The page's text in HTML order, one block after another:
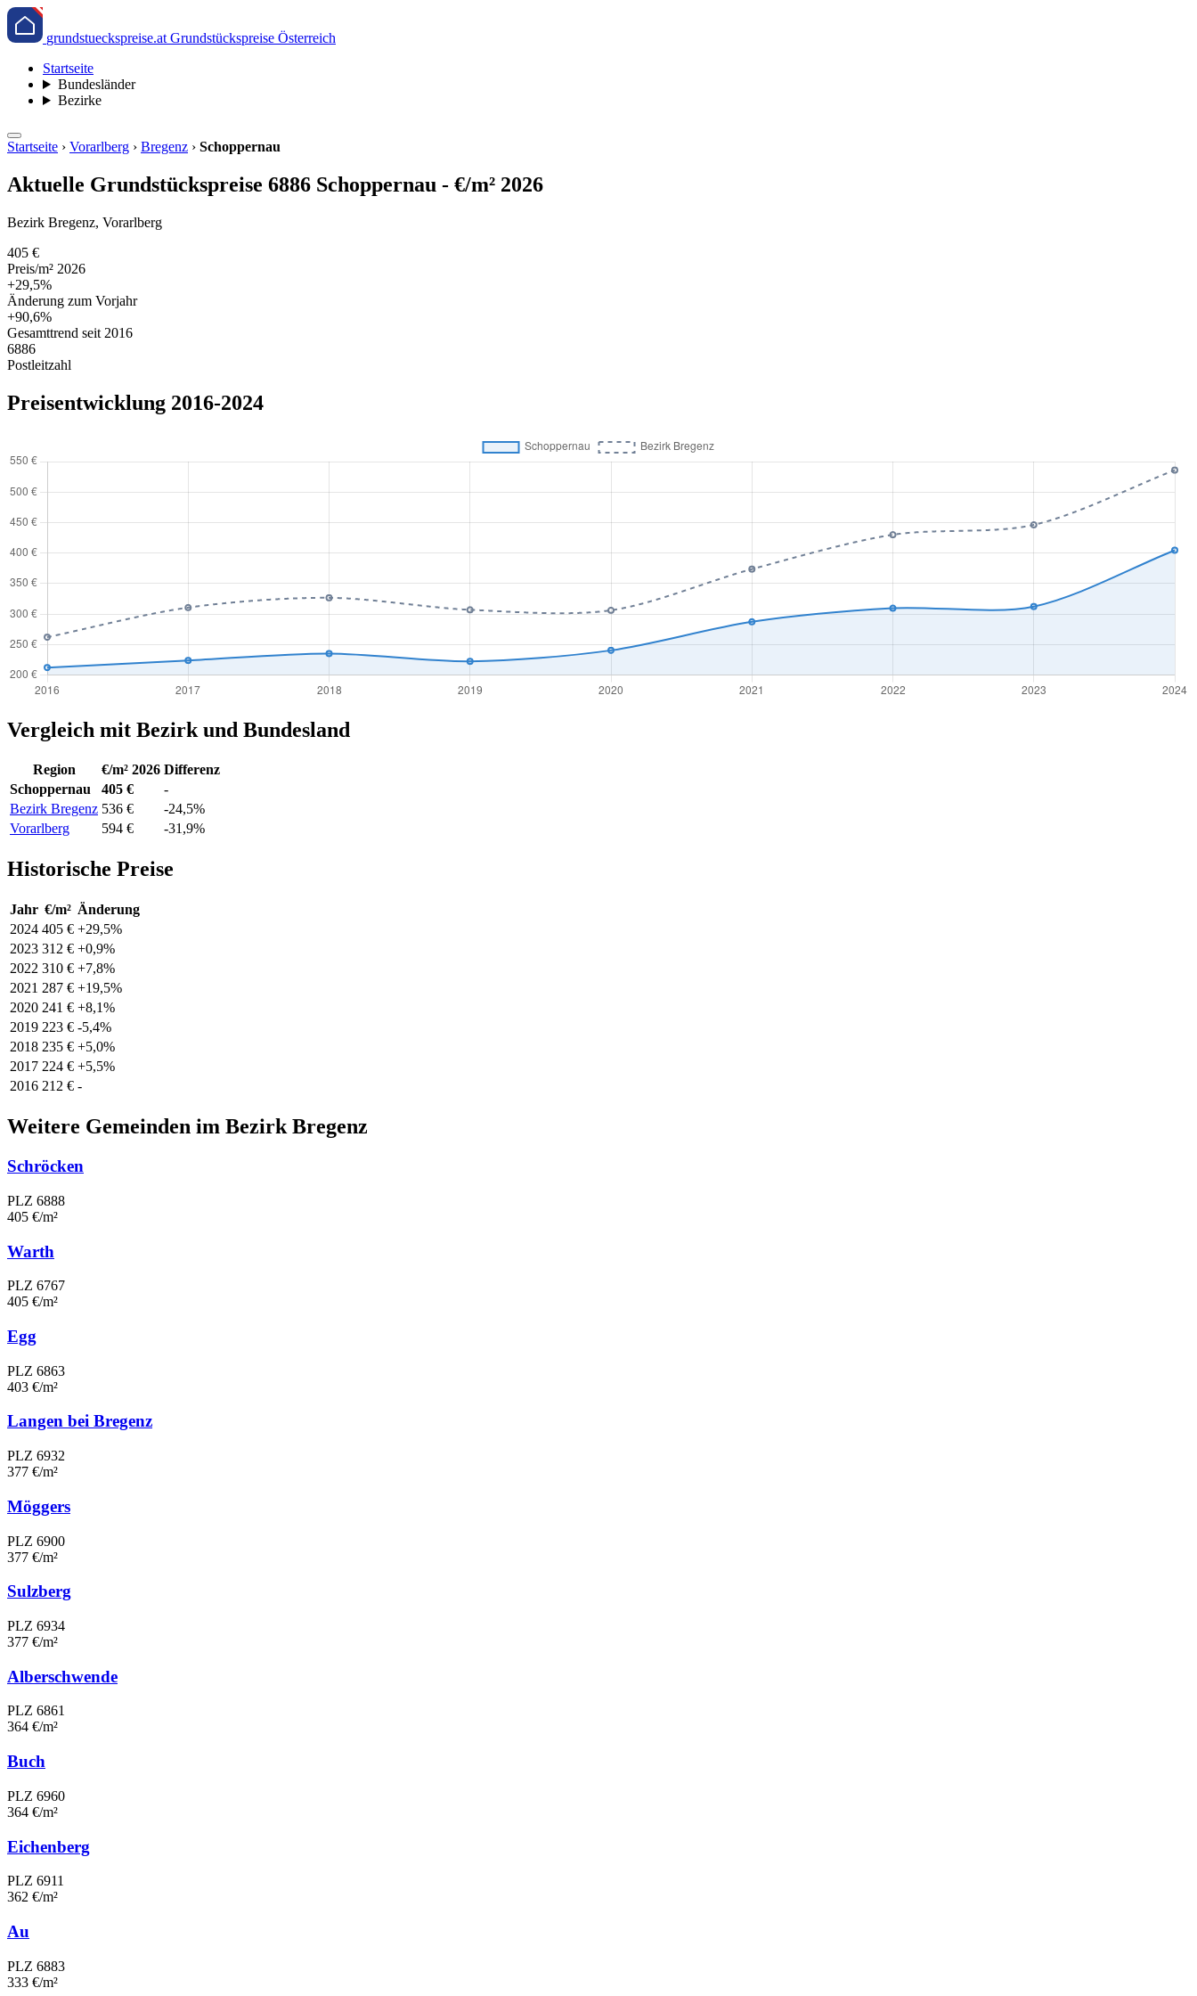
grundstueckspreise.at Grundstückspreise Österreich
Startseite
Bundesländer
Bezirke
Startseite › Vorarlberg › Bregenz › Schoppernau
Aktuelle Grundstückspreise 6886 Schoppernau - €/m² 2026
Bezirk Bregenz, Vorarlberg
405 €
Preis/m² 2026
+29,5%
Änderung zum Vorjahr
+90,6%
Gesamttrend seit 2016
6886
Postleitzahl
Preisentwicklung 2016-2024
Vergleich mit Bezirk und Bundesland
Region €/m² 2026 Differenz
Schoppernau
405 €
-
Bezirk Bregenz 536 €
-24,5%
Vorarlberg
594 € -31,9%
Historische Preise
Jahr €/m² Änderung
2024 405 € +29,5%
2023 312 € +0,9%
2022 310 € +7,8%
2021 287 € +19,5%
2020 241 € +8,1%
2019 223 € -5,4%
2018 235 € +5,0%
2017 224 € +5,5%
2016 212 € -
Weitere Gemeinden im Bezirk Bregenz
Schröcken
PLZ 6888
405 €/m²
Warth
PLZ 6767
405 €/m²
Egg
PLZ 6863
403 €/m²
Langen bei Bregenz
PLZ 6932
377 €/m²
Möggers
PLZ 6900
377 €/m²
Sulzberg
PLZ 6934
377 €/m²
Alberschwende
PLZ 6861
364 €/m²
Buch
PLZ 6960
364 €/m²
Eichenberg
PLZ 6911
362 €/m²
Au
PLZ 6883
333 €/m²